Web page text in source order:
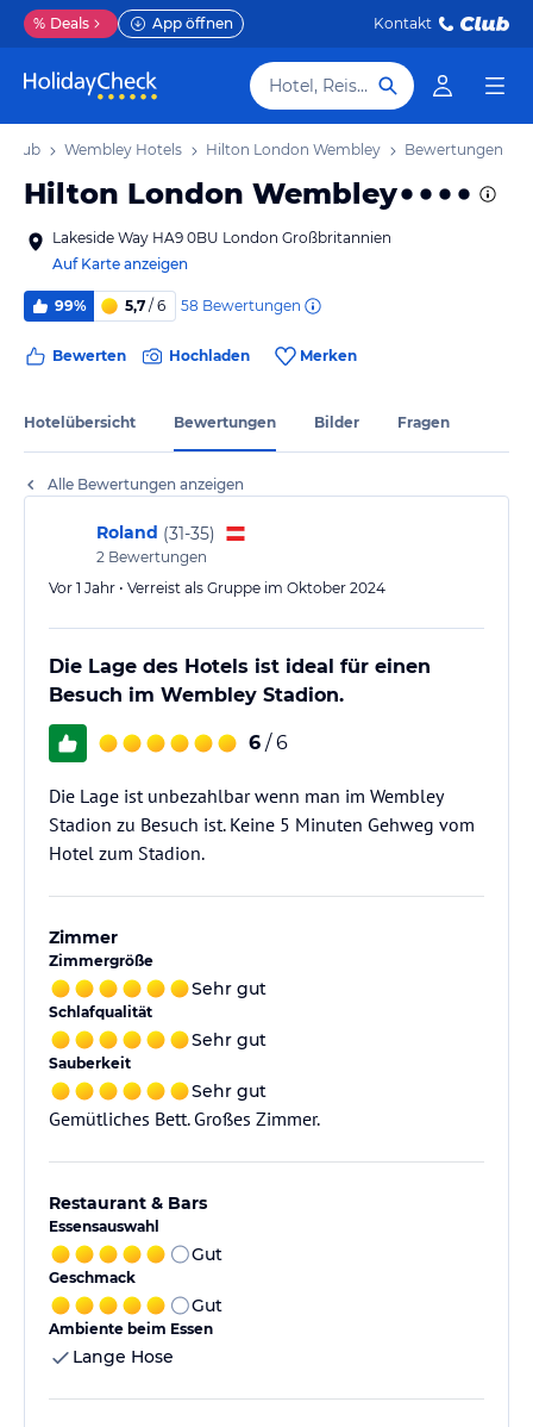
% Deals App öffnen Kontakt
Hotel, Reiseziel
Wembley Hotels Hilton London Wembley Bewertungen
Hilton London Wembley
Lakeside Way HA9 0BU London Großbritannien
Auf Karte anzeigen
99% 5,7 / 6 58 Bewertungen
Bewerten Hochladen Merken
Hotelübersicht Bewertungen Bilder Fragen
Alle Bewertungen anzeigen
Roland (31-35)
2 Bewertungen
Vor 1 Jahr • Verreist als Gruppe im Oktober 2024
Die Lage des Hotels ist ideal für einen
Besuch im Wembley Stadion.
6 / 6
Die Lage ist unbezahlbar wenn man im Wembley
Stadion zu Besuch ist. Keine 5 Minuten Gehweg vom
Hotel zum Stadion.
Zimmer
Zimmergröße
Sehr gut
Schlafqualität
Sehr gut
Sauberkeit
Sehr gut
Gemütliches Bett. Großes Zimmer.
Restaurant & Bars
Essensauswahl
Gut
Geschmack
Gut
Ambiente beim Essen
Lange Hose